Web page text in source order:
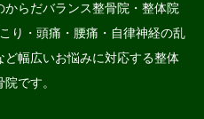
らだバランス整骨院・整体院
り・頭痛・腰痛・自律神経の乱
幅広いお悩みに対応する整体
です。